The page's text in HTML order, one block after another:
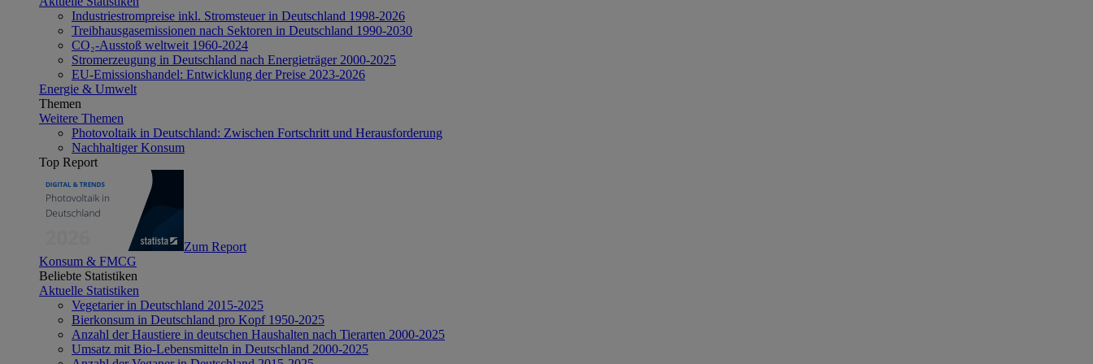
Industriestrompreise inkl. Stromsteuer in Deutschland 1998-2026
Treibhausgasemissionen nach Sektoren in Deutschland 1990-2030
CO₂-Ausstoß weltweit 1960-2024
Stromerzeugung in Deutschland nach Energieträger 2000-2025
EU-Emissionshandel: Entwicklung der Preise 2023-2026
Energie & Umwelt
Themen
Weitere Themen
Photovoltaik in Deutschland: Zwischen Fortschritt und Herausforderung
Nachhaltiger Konsum
Top Report
Zum Report
Konsum & FMCG
Beliebte Statistiken
Aktuelle Statistiken
Vegetarier in Deutschland 2015-2025
Bierkonsum in Deutschland pro Kopf 1950-2025
Anzahl der Haustiere in deutschen Haushalten nach Tierarten 2000-2025
Umsatz mit Bio-Lebensmitteln in Deutschland 2000-2025